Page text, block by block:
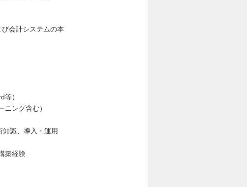
会計システムの本
）
ング含む）
知識、導入・運用
築経験